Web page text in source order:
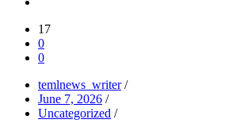
17
0
0
temlnews_writer /
June 7, 2026 /
Uncategorized /